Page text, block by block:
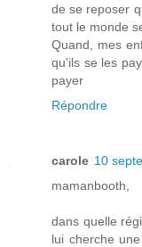
de se reposer
tout le monde
Quand, mes
qu'ils se les
payer
Répondre
carole 10
mamanbooth,
dans quelle
lui cherche